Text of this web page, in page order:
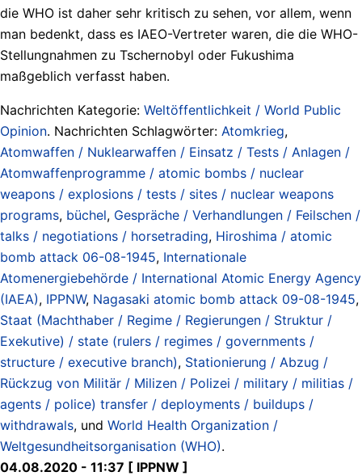
die WHO ist daher sehr kritisch zu sehen, vor allem, wenn
man bedenkt, dass es IAEO-Vertreter waren, die die WHO-
Stellungnahmen zu Tschernobyl oder Fukushima
maßgeblich verfasst haben.
Nachrichten Kategorie: Weltöffentlichkeit / World Public
Opinion. Nachrichten Schlagwörter: Atomkrieg,
Atomwaffen / Nuklearwaffen / Einsatz / Tests / Anlagen /
Atomwaffenprogramme / atomic bombs / nuclear
weapons / explosions / tests / sites / nuclear weapons
programs, büchel, Gespräche / Verhandlungen / Feilschen /
talks / negotiations / horsetrading, Hiroshima / atomic
bomb attack 06-08-1945, Internationale
Atomenergiebehörde / International Atomic Energy Agency
(IAEA), IPPNW, Nagasaki atomic bomb attack 09-08-1945,
Staat (Machthaber / Regime / Regierungen / Struktur /
Exekutive) / state (rulers / regimes / governments /
structure / executive branch), Stationierung / Abzug /
Rückzug von Militär / Milizen / Polizei / military / militias /
agents / police) transfer / deployments / buildups /
withdrawals, und World Health Organization /
Weltgesundheitsorganisation (WHO).
04.08.2020 - 11:37 [ IPPNW ]